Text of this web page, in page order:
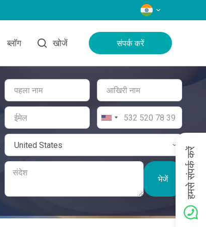
भाषाएँ
ब्लॉग खोजें संपर्क करें
भेजें हमसे संपर्क करें